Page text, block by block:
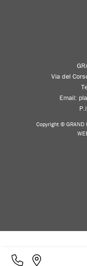
Via del
Email:
Copyright © GRAND